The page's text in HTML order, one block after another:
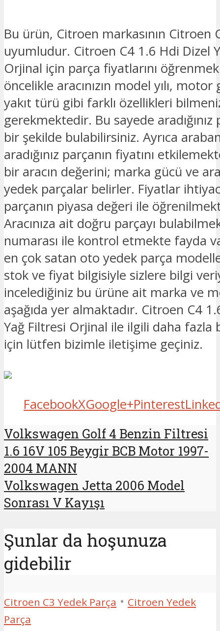
Bu ürün, Citroen markasının Citroen
uyumludur. Citroen C4 1.6 Hdi Dizel
Orjinal için parça fiyatlarını
öncelikle aracınızın model yılı,
yakıt türü gibi farklı özellikleri
gerekmektedir. Bu sayede aradığınız
bir şekilde bulabilirsiniz. Ayrıca
aradığınız parçanın fiyatını
bir aracın değerini; marka gücü ve
yedek parçalar belirler. Fiyatlar
parçanın piyasa değeri ile
Aracınıza ait doğru parçayı
numarası ile kontrol etmekte fayda
en çok satan oto yedek parça
stok ve fiyat bilgisiyle sizlere bilgi
incelediğiniz bu ürüne ait marka ve
aşağıda yer almaktadır. Citroen C4
Yağ Filtresi Orjinal ile ilgili daha fazla
için lütfen bizimle iletişime geçiniz.
FacebookXGoogle+Pinterest
Volkswagen Golf 4 Benzin Filtresi
1.6 16V 105 Beygir BCB Motor 1997-
2004 MANN
Volkswagen Jetta 2006 Model
Sonrası V Kayışı
Şunlar da hoşunuza
gidebilir
Citroen C3 Yedek Parça • Citroen Yedek
Parça